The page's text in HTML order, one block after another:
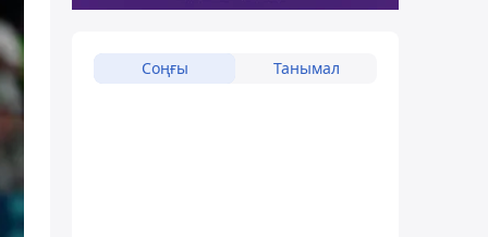
Соңғы Танымал